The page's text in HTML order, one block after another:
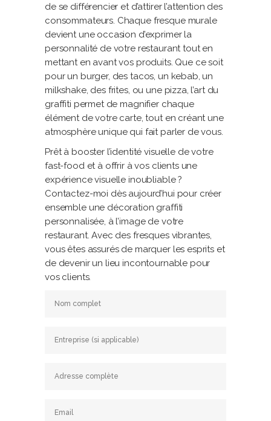
de se différencier et d’attirer l’attention des
consommateurs. Chaque fresque murale
devient une occasion d’exprimer la
personnalité de votre restaurant tout en
mettant en avant vos produits. Que ce soit
pour un burger, des tacos, un kebab, un
milkshake, des frites, ou une pizza, l’art du
graffiti permet de magnifier chaque
élément de votre carte, tout en créant une
atmosphère unique qui fait parler de vous.
Prêt à booster l’identité visuelle de votre
fast-food et à offrir à vos clients une
expérience visuelle inoubliable ?
Contactez-moi dès aujourd’hui pour créer
ensemble une décoration graffiti
personnalisée, à l’image de votre
restaurant. Avec des fresques vibrantes,
vous êtes assurés de marquer les esprits et
de devenir un lieu incontournable pour
vos clients.